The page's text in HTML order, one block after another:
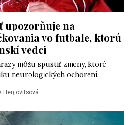
upozorňuje na
vo futbale, ktorú
vedci
môžu spustiť zmeny, ktoré
neurologických ochorení.
Hergovitsová